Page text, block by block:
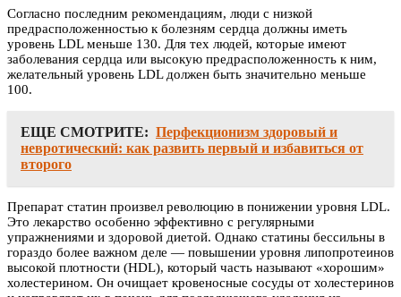
Согласно последним рекомендациям, люди с низкой
предрасположенностью к болезням сердца должны иметь
уровень LDL меньше 130. Для тех людей, которые имеют
заболевания сердца или высокую предрасположенность к ним,
желательный уровень LDL должен быть значительно меньше
100.
ЕЩЕ СМОТРИТЕ: Перфекционизм здоровый и
невротический: как развить первый и избавиться от
второго
Препарат статин произвел революцию в понижении уровня LDL.
Это лекарство особенно эффективно с регулярными
упражнениями и здоровой диетой. Однако статины бессильны в
гораздо более важном деле — повышении уровня липопротеинов
высокой плотности (HDL), который часть называют «хорошим»
холестерином. Он очищает кровеносные сосуды от холестеринов